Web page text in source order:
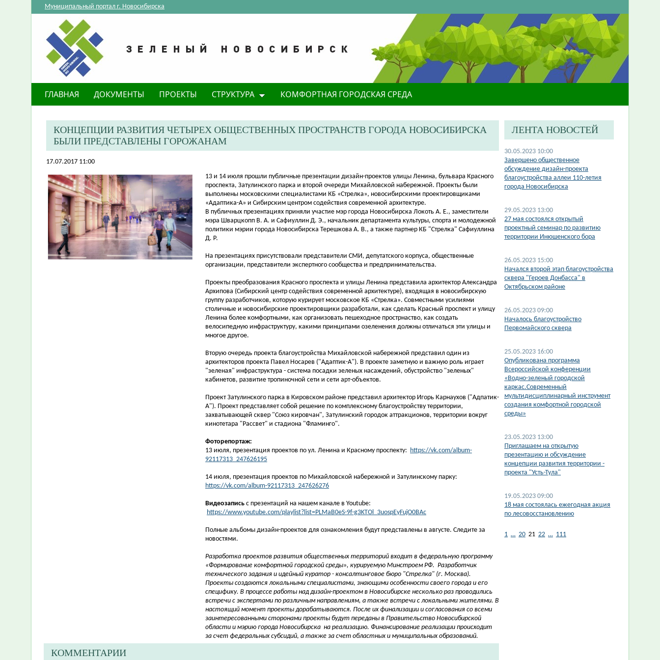
Муниципальный портал г. Новосибирска
ГЛАВНАЯ ДОКУМЕНТЫ ПРОЕКТЫ СТРУКТУРА КОМФОРТНАЯ ГОРОДСКАЯ СРЕДА
КОНЦЕПЦИИ РАЗВИТИЯ ЧЕТЫРЕХ ОБЩЕСТВЕННЫХ ПРОСТРАНСТВ ГОРОДА НОВОСИБИРСКА
БЫЛИ ПРЕДСТАВЛЕНЫ ГОРОЖАНАМ
17.07.2017 11:00
​13 и 14 июля прошли публичные презентации дизайн-проектов улицы Ленина, бульвара Красного
проспекта, Затулинского парка и второй очереди Михайловской набережной. Проекты были
выполнены московскими специалистами КБ «Стрелка», новосибирскими проектировщиками
«Адаптика-А» и Сибирским центром содействия современной архитектуре.
В публичных презентациях приняли участие мэр города Новосибирска Локоть А. Е., заместители
мэра Шварцкопп В. А. и Сафиуллин Д. Э., начальник департамента культуры, спорта и молодежной
политики мэрии города Новосибирска Терешкова А. В., а также партнер КБ "Стрелка" Сафиуллина
Д. Р.
На презентациях присутствовали представители СМИ, депутатского корпуса, общественные
организации, представители экспертного сообщества и предпринимательства.
Проекты преобразования Красного проспекта и улицы Ленина представила архитектор Александра
Архипова (Сибирский центр содействия современной архитектуре), входящая в новосибирскую
группу разработчиков, которую курирует московское КБ «Стрелка». Совместными усилиями
столичные и новосибирские проектировщики разработали, как сделать Красный проспект и улицу
Ленина более комфортными, как организовать пешеходное прострнаство, как создать
велосипедную инфраструктуру, какими принципами озеленения должны отличаться эти улицы и
многое другое.
Вторую очередь проекта благоустройства Михайловской набережной представил один из
архитекторов проекта Павел Носарев ("Адаптик-А"). В проекте заметную и важную роль играет
"зеленая" инфраструктура - система посадки зеленых насаждений, обустройство "зеленых"
кабинетов, развитие тропиночной сети и сети арт-объектов.
Проект Затулинского парка в Кировском районе представил архитектор Игорь Карнаухов ("Адпатик-
А"). Проект представляет собой решение по комплексному благоустройству территории,
захватывающей сквер "Союз кировчан", Затулинский городок аттракционов, территории вокруг
кинотетара "Рассвет" и стадиона "Фламинго".
Фоторепортаж:
13 июля, презентация проектов по ул. Ленина и Красному проспекту: https://vk.com/album-
92117313_247626195
14 июля, презентация проектов по Михайловской набережной и Затулинскому парку:
https://vk.com/album-92117313_247626276
Видеозапись с презентаций на нашем канале в Youtube:
https://www.youtube.com/playlist?list=PLMaB0eS-9f-g3KTOl_3uospEyFujO0BAc
Полные альбомы дизайн-проектов для ознакомления будут представлены в августе. Следите за
новостями.
Разработка проектов развития общественных территорий входит в федеральную программу
«Формирование комфортной городской среды», курируемую Минстроем РФ. Разработчик
технического задания и идейный куратор - консалтинговое бюро "Стрелка" (г. Москва).
Проекты создаются локальными специалистами, знающими особенности своего города и его
специфику. В процессе работы над дизайн-проектом в Новосибирске несколько раз проводились
встречи с экспертами по различным направлениям, а также встречи с локальными жителями. В
настоящий момент проекты дорабатываются. После их финализации и согласования со всеми
заинтересованными сторонами проекты будут переданы в Правительство Новосибирской
области и мэрию города Новосибирска на реализацию. Финансирование реализации происходит
за счет федеральных субсидий, а также за счет областных и муниципальных образований.
КОММЕНТАРИИ
ЛЕНТА НОВОСТЕЙ
30.05.2023 10:00
​Завершено общественное
обсуждение дизайн-проекта
благоустройства аллеи 110-летия
города Новосибирска
29.05.2023 13:00
27 мая состоялся открытый
проектный семинар по развитию
территории Инюшенского бора
26.05.2023 15:00
Начался второй этап благоустройства
сквера "Героев Донбасса" в
Октябрьском районе
26.05.2023 09:00
Началось благоустройство
Первомайского сквера
25.05.2023 16:00
Опубликована программа
Всероссийской конференции
«Водно-зеленый городской
каркас.Современный
мультидисциплинарный инструмент
cоздания комфортной городской
среды»
23.05.2023 13:00
Приглашаем на открытую
презентацию и обсуждение
концепции развития территории -
проекта "Усть-Тула"
19.05.2023 09:00
​18 мая состоялась ежегодная акция
по лесовосстановлению
1 … 20 21 22 … 111